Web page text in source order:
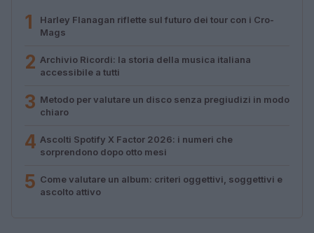
1
Harley Flanagan riflette sul futuro dei tour con i Cro-
Mags
2 Archivio Ricordi: la storia della musica italiana
accessibile a tutti
3 Metodo per valutare un disco senza pregiudizi in modo
chiaro
4 Ascolti Spotify X Factor 2026: i numeri che
sorprendono dopo otto mesi
5 Come valutare un album: criteri oggettivi, soggettivi e
ascolto attivo